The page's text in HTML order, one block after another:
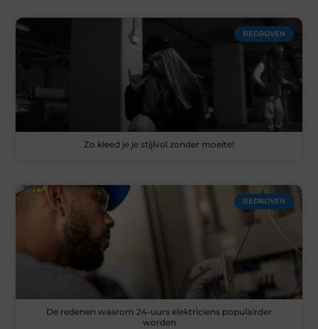
BEDRIJVEN
Zo kleed je je stijlvol zonder moeite!
BEDRIJVEN
De redenen waarom 24-uurs elektriciens populairder
worden